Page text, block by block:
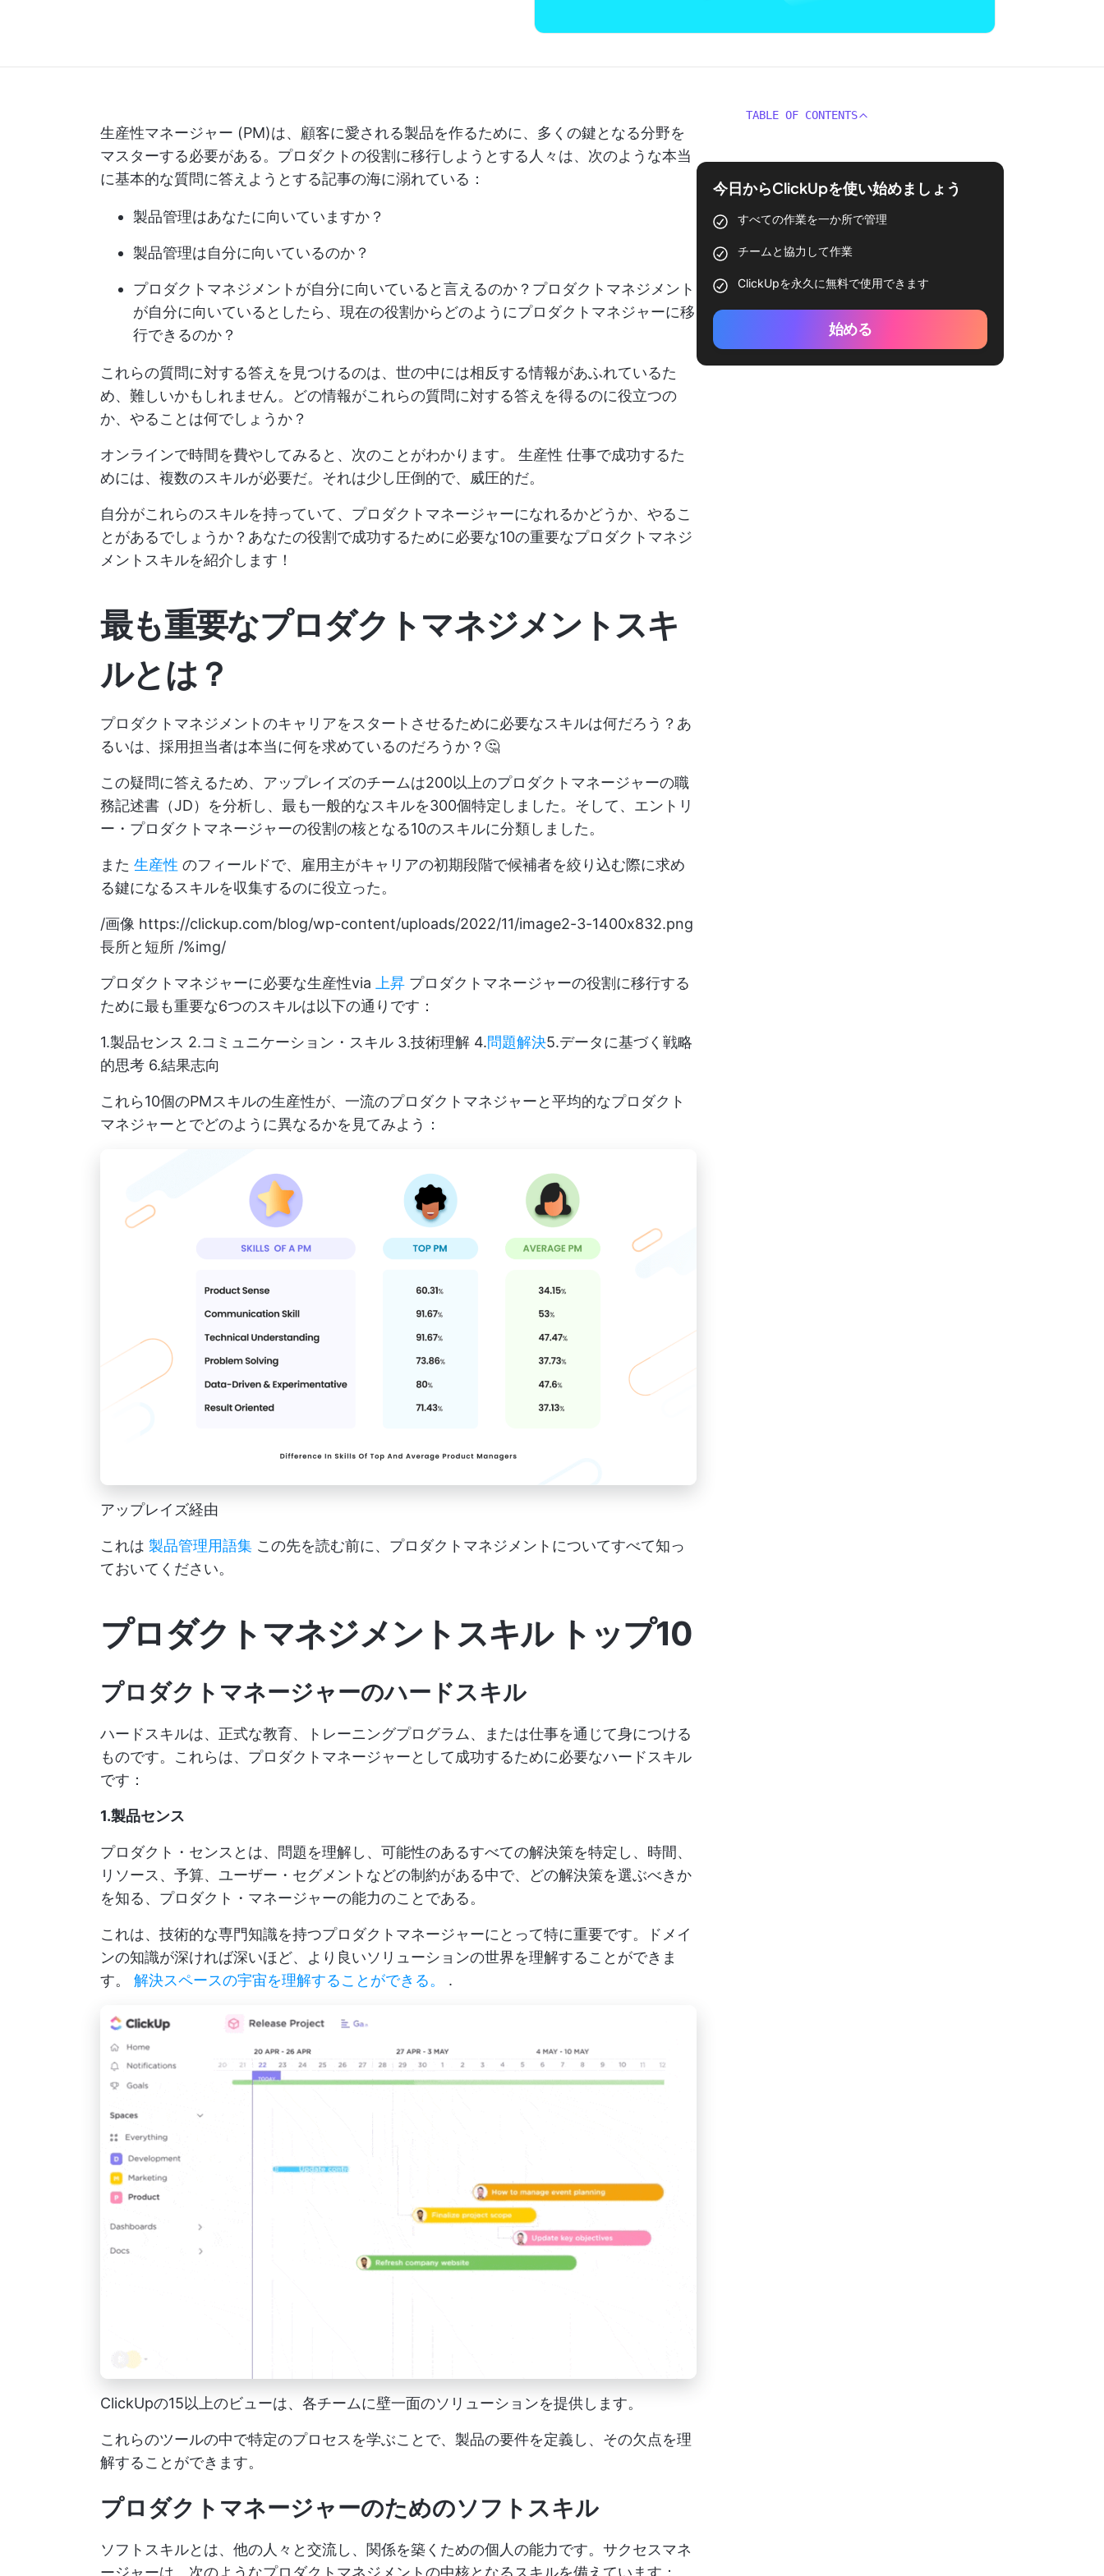
生産性マネージャー (PM)は、顧客に愛される製品を作るために、多くの鍵となる分野を
マスターする必要がある。プロダクトの役割に移行しようとする人々は、次のような本当
に基本的な質問に答えようとする記事の海に溺れている：
製品管理はあなたに向いていますか？
製品管理は自分に向いているのか？
プロダクトマネジメントが自分に向いていると言えるのか？プロダクトマネジメント
が自分に向いているとしたら、現在の役割からどのようにプロダクトマネジャーに移
行できるのか？
これらの質問に対する答えを見つけるのは、世の中には相反する情報があふれているた
め、難しいかもしれません。どの情報がこれらの質問に対する答えを得るのに役立つの
か、やることは何でしょうか？
オンラインで時間を費やしてみると、次のことがわかります。 生産性 仕事で成功するた
めには、複数のスキルが必要だ。それは少し圧倒的で、威圧的だ。
自分がこれらのスキルを持っていて、プロダクトマネージャーになれるかどうか、やるこ
とがあるでしょうか？あなたの役割で成功するために必要な10の重要なプロダクトマネジ
メントスキルを紹介します！
最も重要なプロダクトマネジメントスキ
ルとは？
プロダクトマネジメントのキャリアをスタートさせるために必要なスキルは何だろう？あ
るいは、採用担当者は本当に何を求めているのだろうか？🤔
この疑問に答えるため、アップレイズのチームは200以上のプロダクトマネージャーの職
務記述書（JD）を分析し、最も一般的なスキルを300個特定しました。そして、エントリ
ー・プロダクトマネージャーの役割の核となる10のスキルに分類しました。
また 生産性 のフィールドで、雇用主がキャリアの初期段階で候補者を絞り込む際に求め
る鍵になるスキルを収集するのに役立った。
/画像 https://clickup.com/blog/wp-content/uploads/2022/11/image2-3-1400x832.png
長所と短所 /%img/
プロダクトマネジャーに必要な生産性via 上昇 プロダクトマネージャーの役割に移行する
ために最も重要な6つのスキルは以下の通りです：
1.製品センス 2.コミュニケーション・スキル 3.技術理解 4.問題解決5.データに基づく戦略
的思考 6.結果志向
これら10個のPMスキルの生産性が、一流のプロダクトマネジャーと平均的なプロダクト
マネジャーとでどのように異なるかを見てみよう：
アップレイズ経由
これは 製品管理用語集 この先を読む前に、プロダクトマネジメントについてすべて知っ
ておいてください。
プロダクトマネジメントスキル トップ10
プロダクトマネージャーのハードスキル
ハードスキルは、正式な教育、トレーニングプログラム、または仕事を通じて身につける
ものです。これらは、プロダクトマネージャーとして成功するために必要なハードスキル
です：
1.製品センス
プロダクト・センスとは、問題を理解し、可能性のあるすべての解決策を特定し、時間、
リソース、予算、ユーザー・セグメントなどの制約がある中で、どの解決策を選ぶべきか
を知る、プロダクト・マネージャーの能力のことである。
これは、技術的な専門知識を持つプロダクトマネージャーにとって特に重要です。ドメイ
ンの知識が深ければ深いほど、より良いソリューションの世界を理解することができま
す。 解決スペースの宇宙を理解することができる。 .
ClickUpの15以上のビューは、各チームに壁一面のソリューションを提供します。
これらのツールの中で特定のプロセスを学ぶことで、製品の要件を定義し、その欠点を理
解することができます。
プロダクトマネージャーのためのソフトスキル
ソフトスキルとは、他の人々と交流し、関係を築くための個人の能力です。サクセスマネ
ージャーは、次のようなプロダクトマネジメントの中核となるスキルを備えています：
TABLE OF CONTENTS
今日からClickUpを使い始めましょう
すべての作業を一か所で管理
チームと協力して作業
ClickUpを永久に無料で使用できます
始める